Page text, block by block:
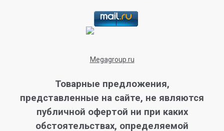
Megagroup.ru
Товарные предложения,
представленные на сайте, не являются
публичной офертой ни при каких
обстоятельствах, определяемой